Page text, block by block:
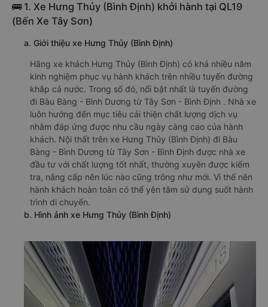
🚌 1. Xe Hưng Thủy (Bình Định) khởi hành tại QL19
(Bến Xe Tây Sơn)
a. Giới thiệu xe Hưng Thủy (Bình Định)
Hãng xe khách Hưng Thủy (Bình Định) có khá nhiều năm
kinh nghiệm phục vụ hành khách trên nhiều tuyến đường
khắp cả nước. Trong số đó, nổi bật nhất là tuyến đường
đi Bàu Bàng - Bình Dương từ Tây Sơn - Bình Định . Nhà xe
luôn hướng đến mục tiêu cải thiện chất lượng dịch vụ
nhằm đáp ứng được nhu cầu ngày càng cao của hành
khách. Nội thất trên xe Hưng Thủy (Bình Định) đi Bàu
Bàng - Bình Dương từ Tây Sơn - Bình Định được nhà xe
đầu tư với chất lượng tốt nhất, thường xuyên được kiểm
tra, nâng cấp nên lúc nào cũng trông như mới. Vì thế nên
hành khách hoàn toàn có thể yên tâm sử dụng suốt hành
trình di chuyển.
b. Hình ảnh xe Hưng Thủy (Bình Định)